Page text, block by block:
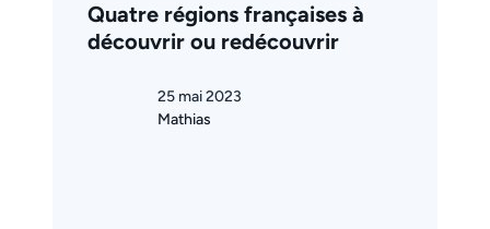
Quatre régions françaises à
découvrir ou redécouvrir
25 mai 2023
Mathias